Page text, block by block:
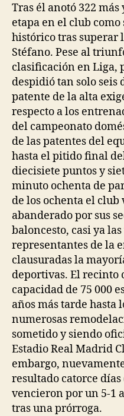
Tras él anotó 322
etapa en el club
histórico tras superar
Stéfano. Pese al
clasificación en Liga,
despidió tan solo seis
patente de la alta
respecto a los
del campeonato
de las patentes del
hasta el pitido final
diecisiete puntos y
minuto ochenta de
de los ochenta el
abanderado por sus
baloncesto, casi ya
representantes de la
clausuradas la
deportivas. El recinto
capacidad de 75 000
años más tarde hasta
numerosas
sometido y siendo
Estadio Real Madrid
embargo,
resultado catorce días
vencieron por un 5-1
tras una prórroga.